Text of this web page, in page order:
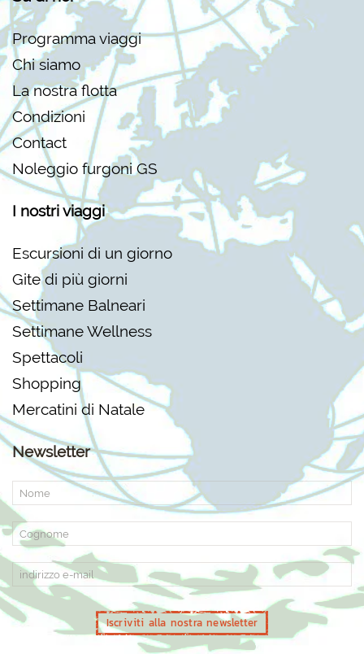
Programma viaggi
Chi siamo
La nostra flotta
Condizioni
Contact
Noleggio furgoni GS
I nostri viaggi
Escursioni di un giorno
Gite di più giorni
Settimane Balneari
Settimane Wellness
Spettacoli
Shopping
Mercatini di Natale
Newsletter
Iscriviti alla nostra newsletter